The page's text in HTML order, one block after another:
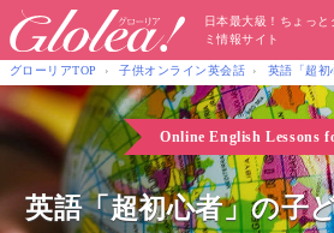
日本最大級！ちょっ
ミ情報サイト
グローリアTOP 子供オンライン英会話 英語「超初
Online English Lessons
英語「超初心者」の子